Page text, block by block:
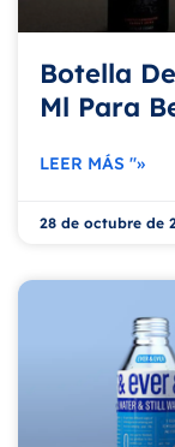
Botella
Ml Para
LEER MÁS "»
28 de octubre de